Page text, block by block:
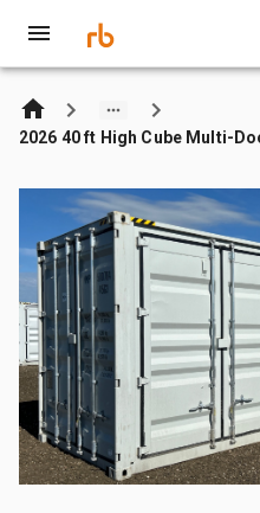
2026 40 ft High Cube Multi-